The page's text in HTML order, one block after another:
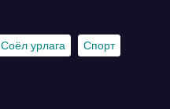
Соёл урлага Спорт